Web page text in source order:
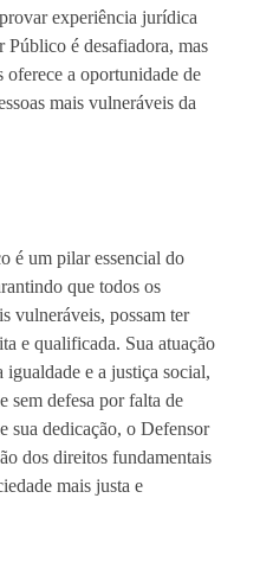
experiência jurídica
Público é desafiadora, mas
a oportunidade de
mais vulneráveis da
é um pilar essencial do
que todos os
vulneráveis, possam ter
e qualificada. Sua atuação
e a justiça social,
sem defesa por falta de
sua dedicação, o Defensor
dos direitos fundamentais
mais justa e